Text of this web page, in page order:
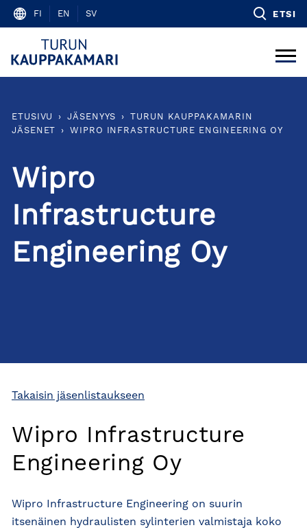
Skip
content
FI EN SV ETSI
ETUSIVU › JÄSENYYS ›
TURUN KAUPPAKAMARIN
JÄSENET
› WIPRO INFRASTRUCTURE ENGINEERING OY
Wipro
Infrastructure
Engineering Oy
Takaisin jäsenlistaukseen
Wipro Infrastructure
Engineering Oy
Wipro Infrastructure Engineering on suurin
itsenäinen hydraulisten sylinterien valmistaja koko